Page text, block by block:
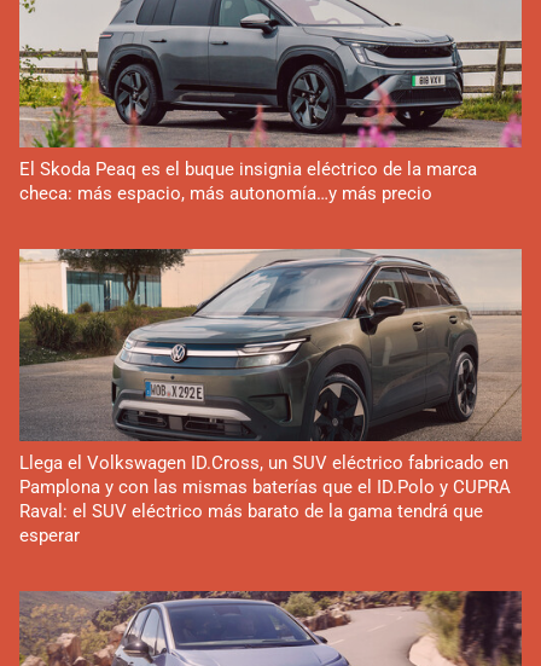
El Skoda Peaq es el buque insignia eléctrico de la marca
checa: más espacio, más autonomía…y más precio
Llega el Volkswagen ID.Cross, un SUV eléctrico fabricado en
Pamplona y con las mismas baterías que el ID.Polo y CUPRA
Raval: el SUV eléctrico más barato de la gama tendrá que
esperar